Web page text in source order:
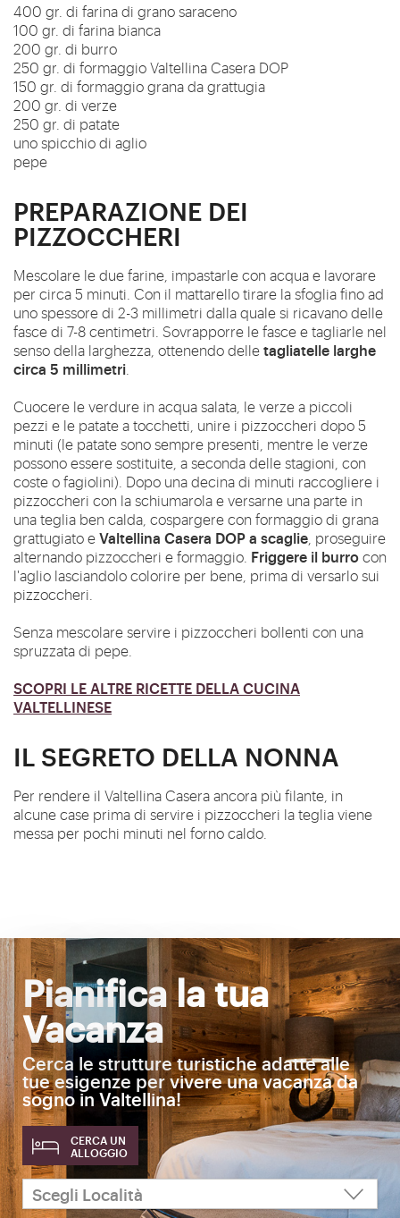
400 gr. di farina di grano saraceno
100 gr. di farina bianca
200 gr. di burro
250 gr. di formaggio Valtellina Casera DOP
150 gr. di formaggio grana da grattugia
200 gr. di verze
250 gr. di patate
uno spicchio di aglio
pepe
PREPARAZIONE DEI
PIZZOCCHERI
Mescolare le due farine, impastarle con acqua e lavorare
per circa 5 minuti. Con il mattarello tirare la sfoglia fino ad
uno spessore di 2-3 millimetri dalla quale si ricavano delle
fasce di 7-8 centimetri. Sovrapporre le fasce e tagliarle nel
senso della larghezza, ottenendo delletagliatelle larghe
circa 5 millimetri
Cuocere le verdure in acqua salata, le verze a piccoli
pezzi e le patate a tocchetti, unire i pizzoccheri dopo 5
minuti (le patate sono sempre presenti, mentre le verze
possono essere sostituite, a seconda delle stagioni, con
coste o fagiolini). Dopo una decina di minuti raccogliere i
pizzoccheri con la schiumarola e versarne una parte in
una teglia ben calda, cospargere con formaggio di grana
grattugiato eValtellina Casera DOP a scaglie , proseguire
alternando pizzoccheri e formaggio. Friggere il burrocon
l'aglio lasciandolo colorire per bene, prima di versarlo sui
pizzoccheri.
Senza mescolare servire i pizzoccheri bollenti con una
spruzzata di pepe.
SCOPRI LE ALTRE RICETTE DELLA CUCINA
VALTELLINESE
IL SEGRETO DELLA NONNA
Per rendere il Valtellina Casera ancora più filante, in
alcune case prima di servire i pizzoccheri la teglia viene
messa per pochi minuti nel forno caldo.
Pianifica la tua
Vacanza
Cerca le strutture turistiche adatte alle
tue esigenze per vivere una vacanza da
sogno in Valtellina!
CERCA UN
ALLOGGIO